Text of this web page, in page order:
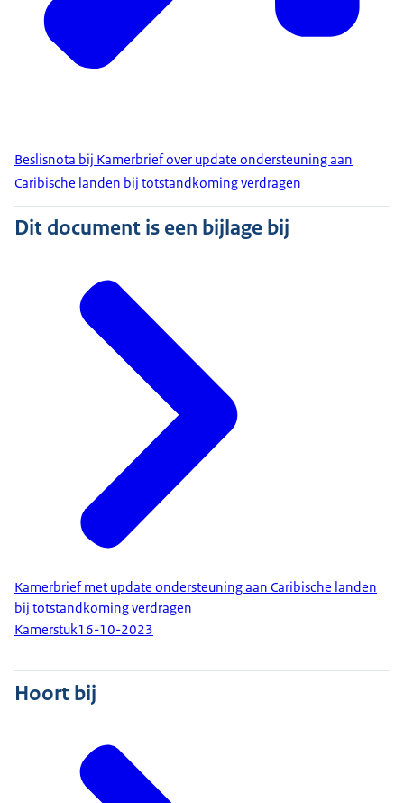
Beslisnota bij Kamerbrief over update ondersteuning aan
Caribische landen bij totstandkoming verdragen
Dit document is een bijlage bij
Kamerbrief met update ondersteuning aan Caribische landen
bij totstandkoming verdragen
Kamerstuk16-10-2023
Hoort bij